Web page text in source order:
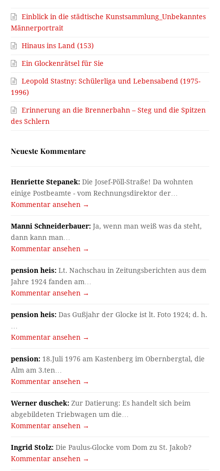
Einblick in die städtische Kunstsammlung_Unbekanntes
Männerportrait
Hinaus ins Land (153)
Ein Glockenrätsel für Sie
Leopold Stastny: Schülerliga und Lebensabend (1975-
1996)
Erinnerung an die Brennerbahn – Steg und die Spitzen
des Schlern
Neueste Kommentare
Henriette Stepanek: Die Josef-Pöll-Straße! Da wohnten
einige Postbeamte - vom Rechnungsdirektor der…
Kommentar ansehen →
Manni Schneiderbauer: Ja, wenn man weiß was da steht,
dann kann man…
Kommentar ansehen →
pension heis: Lt. Nachschau in Zeitungsberichten aus dem
Jahre 1924 fanden am…
Kommentar ansehen →
pension heis: Das Gußjahr der Glocke ist lt. Foto 1924; d. h.
…
Kommentar ansehen →
pension: 18.Juli 1976 am Kastenberg im Obernbergtal, die
Alm am 3.ten…
Kommentar ansehen →
Werner duschek: Zur Datierung: Es handelt sich beim
abgebildeten Triebwagen um die…
Kommentar ansehen →
Ingrid Stolz: Die Paulus-Glocke vom Dom zu St. Jakob?
Kommentar ansehen →